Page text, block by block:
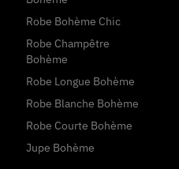
Robe Bohème Chic
Robe Champêtre
Bohème
Robe Longue Bohème
Robe Blanche Bohème
Robe Courte Bohème
Jupe Bohème